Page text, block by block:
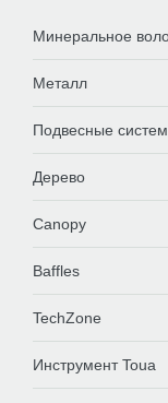
Минеральное
Металл
Подвесные
Дерево
Canopy
Baffles
TechZone
Инструмент Toua